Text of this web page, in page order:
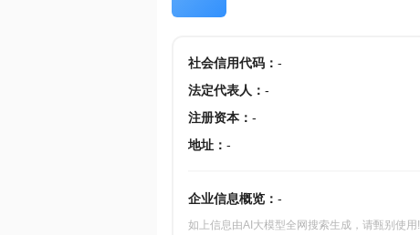
社会信用代码： -
法定代表人 ： -
注册资本： -
地址： -
企业信息概览： -
如上信息由AI大模型全网搜索生成，请甄别使用!